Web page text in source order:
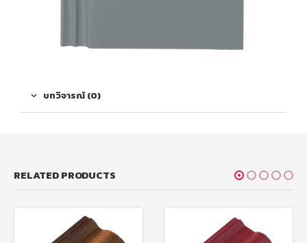
บทวิจารณ์ (0)
RELATED PRODUCTS